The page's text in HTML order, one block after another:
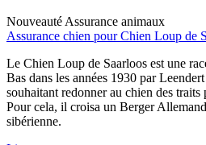
Nouveauté Assurance animaux
Assurance chien pour Chien Loup de
Le Chien Loup de Saarloos est une
Bas dans les années 1930 par
souhaitant redonner au chien des
Pour cela, il croisa un Berger
sibérienne.